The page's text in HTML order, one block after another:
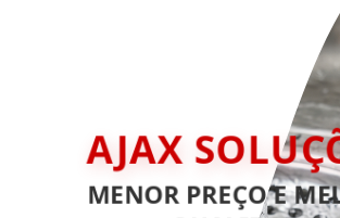
AJAX
MENOR PREÇO E